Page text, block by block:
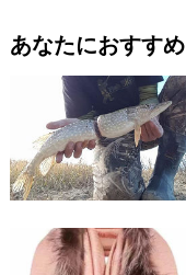
あなたにおすすめ